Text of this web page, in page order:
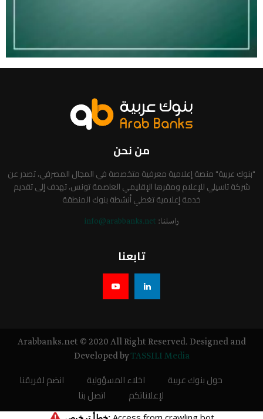
من نحن
"بنوك عربية" منصة إعلامية معرفية متخصصة في المجال المصرفي، تصدر عن
شركة تاسيلي للإعلام ومقرها الإقليمي العاصمة تونس، تهدف إلى تقديم
خدمة إعلامية تغطي أنشطة بنوك المنطقة
راسلنا: info@arabbanks.net
تابعنا
Arabbanks.net © 2020 All Right Reserved. Designed and
Developed byTASSILI Media
حول بنوك عربية اخلاء المسؤولية
انضم لفريقنا
لإعلاناتكم
اتصل بنا